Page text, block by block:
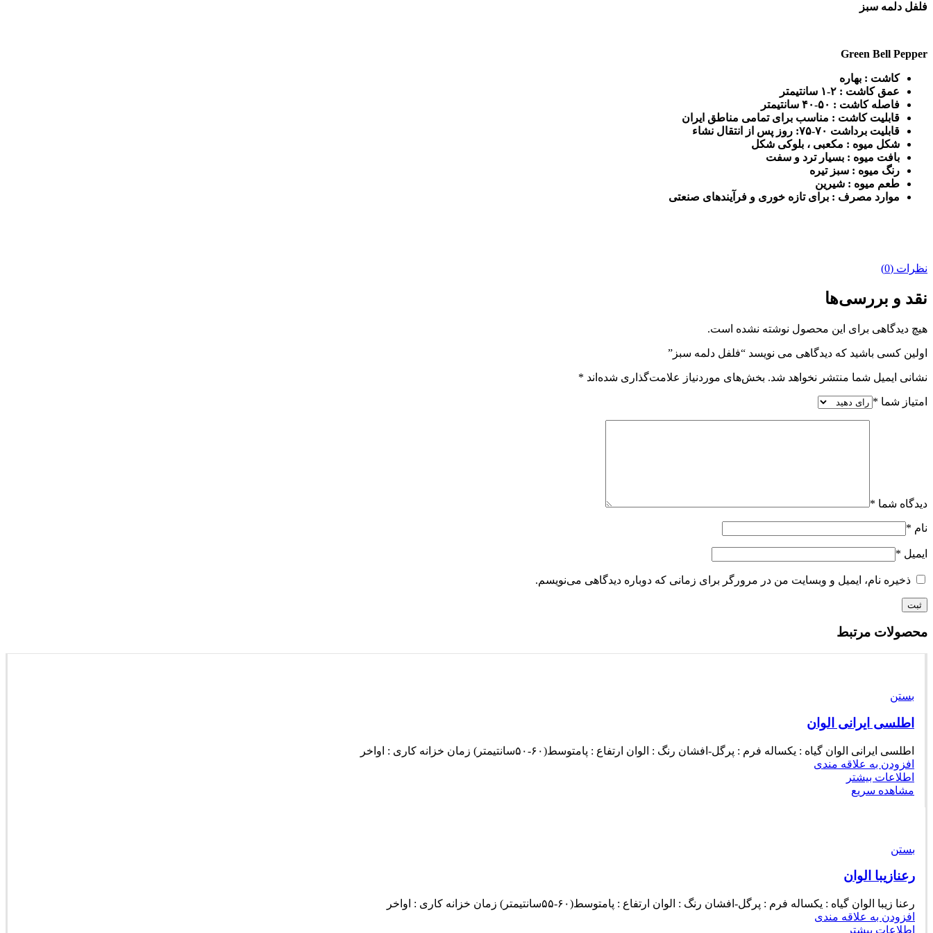
فلفل دلمه سبز
Green Bell Pepper
کاشت : بهاره
عمق کاشت : ۲-۱ سانتیمتر
فاصله کاشت : ۵۰-۴۰ سانتیمتر
قابلیت کاشت : مناسب برای تمامی مناطق ایران
قابلیت برداشت ۷۰-۷۵:
روز پس از انتقال نشاء
شکل میوه : مکعبی ، بلوکی شکل
بافت میوه : بسیار ترد و سفت
رنگ میوه : سبز تیره
طعم میوه : شیرین
موارد مصرف : برای تازه خوری و فرآیندهای صنعتی
نظرات (0)
نقد و بررسی‌ها
هیچ دیدگاهی برای این محصول نوشته نشده است.
اولین کسی باشید که دیدگاهی می نویسد “فلفل دلمه سبز”
نشانی ایمیل شما منتشر نخواهد شد. بخش‌های موردنیاز علامت‌گذاری شده‌اند *
امتیاز شما *
دیدگاه شما *
نام *
ایمیل *
ذخیره نام، ایمیل و وبسایت من در مرورگر برای زمانی که دوباره دیدگاهی می‌نویسم.
محصولات مرتبط
بستن
اطلسی ایرانی الوان
اطلسی ایرانی الوان گیاه : یکساله فرم : پرگل-افشان رنگ : الوان ارتفاع : پامتوسط(۶۰-۵۰سانتیمتر) زمان خزانه کاری : اواخر
افزودن به علاقه مندی
اطلاعات بیشتر
مشاهده سریع
بستن
رعنازیبا الوان
رعنا زیبا الوان گیاه : یکساله فرم : پرگل-افشان رنگ : الوان ارتفاع : پامتوسط(۶۰-۵۵سانتیمتر) زمان خزانه کاری : اواخر
افزودن به علاقه مندی
اطلاعات بیشتر